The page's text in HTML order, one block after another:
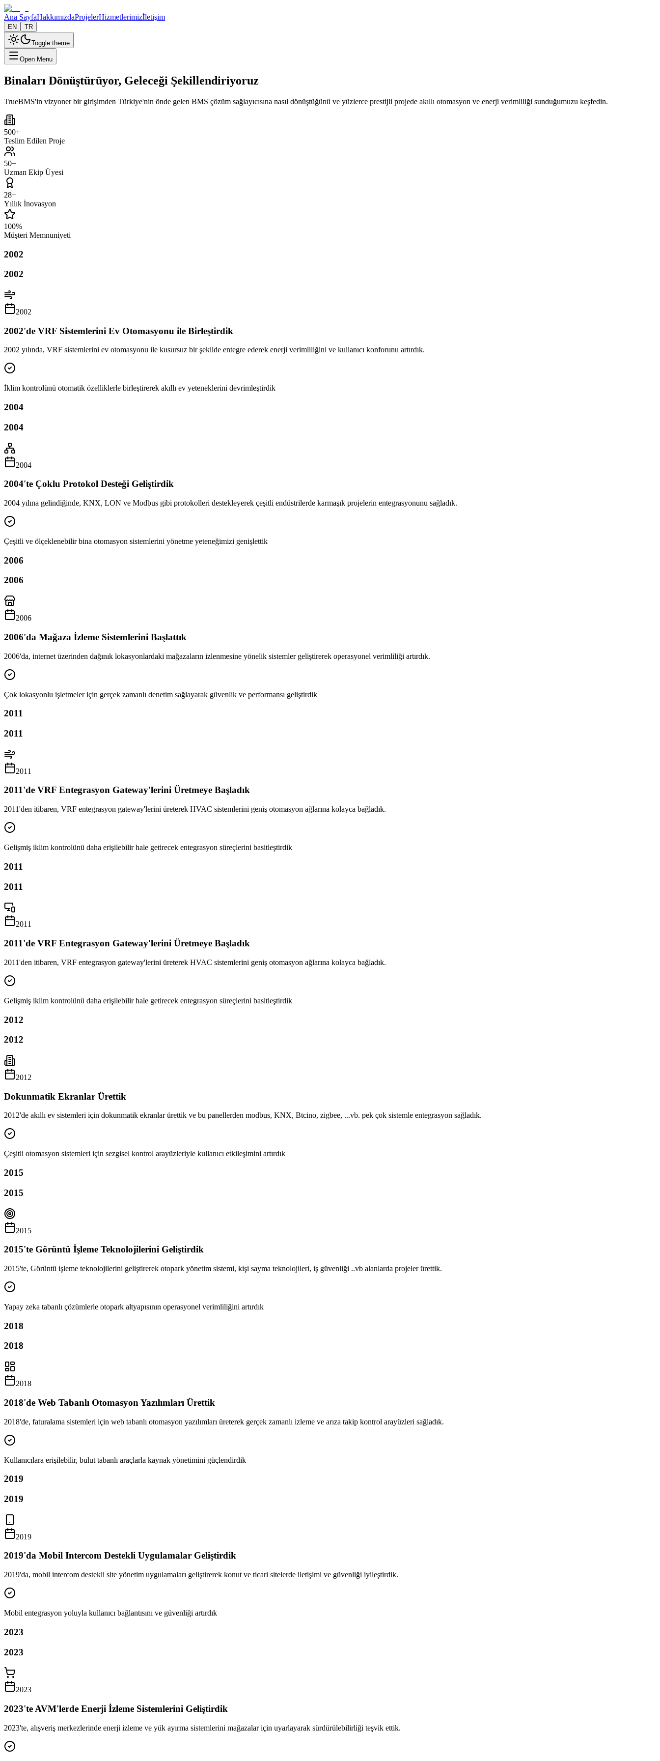
Ana SayfaHakkımızdaProjelerHizmetlerimizİletişim
EN TR
Toggle theme
Open Menu
Binaları Dönüştürüyor, Geleceği Şekillendiriyoruz
TrueBMS'in vizyoner bir girişimden Türkiye'nin önde gelen BMS çözüm sağlayıcısına nasıl dönüştüğünü ve yüzlerce prestijli projede akıllı otomasyon ve enerji verimliliği sunduğumuzu keşfedin.
500+
Teslim Edilen Proje
50+
Uzman Ekip Üyesi
28+
Yıllık İnovasyon
100%
Müşteri Memnuniyeti
2002
2002
2002
2002'de VRF Sistemlerini Ev Otomasyonu ile Birleştirdik
2002 yılında, VRF sistemlerini ev otomasyonu ile kusursuz bir şekilde entegre ederek enerji verimliliğini ve kullanıcı konforunu artırdık.
İklim kontrolünü otomatik özelliklerle birleştirerek akıllı ev yeteneklerini devrimleştirdik
2004
2004
2004
2004'te Çoklu Protokol Desteği Geliştirdik
2004 yılına gelindiğinde, KNX, LON ve Modbus gibi protokolleri destekleyerek çeşitli endüstrilerde karmaşık projelerin entegrasyonunu sağladık.
Çeşitli ve ölçeklenebilir bina otomasyon sistemlerini yönetme yeteneğimizi genişlettik
2006
2006
2006
2006'da Mağaza İzleme Sistemlerini Başlattık
2006'da, internet üzerinden dağınık lokasyonlardaki mağazaların izlenmesine yönelik sistemler geliştirerek operasyonel verimliliği artırdık.
Çok lokasyonlu işletmeler için gerçek zamanlı denetim sağlayarak güvenlik ve performansı geliştirdik
2011
2011
2011
2011'de VRF Entegrasyon Gateway'lerini Üretmeye Başladık
2011'den itibaren, VRF entegrasyon gateway'lerini üreterek HVAC sistemlerini geniş otomasyon ağlarına kolayca bağladık.
Gelişmiş iklim kontrolünü daha erişilebilir hale getirecek entegrasyon süreçlerini basitleştirdik
2011
2011
2011
2011'de VRF Entegrasyon Gateway'lerini Üretmeye Başladık
2011'den itibaren, VRF entegrasyon gateway'lerini üreterek HVAC sistemlerini geniş otomasyon ağlarına kolayca bağladık.
Gelişmiş iklim kontrolünü daha erişilebilir hale getirecek entegrasyon süreçlerini basitleştirdik
2012
2012
2012
Dokunmatik Ekranlar Ürettik
2012'de akıllı ev sistemleri için dokunmatik ekranlar ürettik ve bu panellerden modbus, KNX, Btcino, zigbee, ...vb. pek çok sistemle entegrasyon sağladık.
Çeşitli otomasyon sistemleri için sezgisel kontrol arayüzleriyle kullanıcı etkileşimini artırdık
2015
2015
2015
2015'te Görüntü İşleme Teknolojilerini Geliştirdik
2015'te, Görüntü işleme teknolojilerini geliştirerek otopark yönetim sistemi, kişi sayma teknolojileri, iş güvenliği ..vb alanlarda projeler ürettik.
Yapay zeka tabanlı çözümlerle otopark altyapısının operasyonel verimliliğini artırdık
2018
2018
2018
2018'de Web Tabanlı Otomasyon Yazılımları Ürettik
2018'de, faturalama sistemleri için web tabanlı otomasyon yazılımları üreterek gerçek zamanlı izleme ve arıza takip kontrol arayüzleri sağladık.
Kullanıcılara erişilebilir, bulut tabanlı araçlarla kaynak yönetimini güçlendirdik
2019
2019
2019
2019'da Mobil Intercom Destekli Uygulamalar Geliştirdik
2019'da, mobil intercom destekli site yönetim uygulamaları geliştirerek konut ve ticari sitelerde iletişimi ve güvenliği iyileştirdik.
Mobil entegrasyon yoluyla kullanıcı bağlantısını ve güvenliği artırdık
2023
2023
2023
2023'te AVM'lerde Enerji İzleme Sistemlerini Geliştirdik
2023'te, alışveriş merkezlerinde enerji izleme ve yük ayırma sistemlerini mağazalar için uyarlayarak sürdürülebilirliği teşvik ettik.